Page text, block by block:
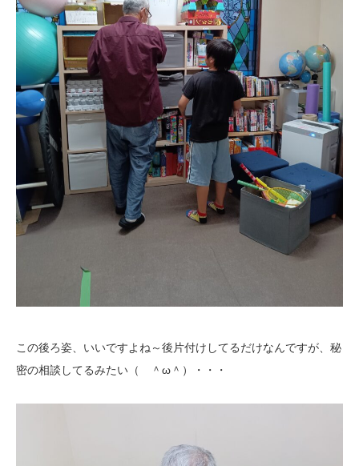
この後ろ姿、いいですよね～後片付けしてるだけなんですが、秘
密の相談してるみたい（ ＾ω＾）・・・